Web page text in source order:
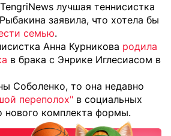
лучшая теннисистка
заявила, что хотела бы
семью.
Анна Курникова родила
в брака с Энрике Иглесиасом в
Соболенко, то она недавно
переполох" в социальных
нового комплекта формы.